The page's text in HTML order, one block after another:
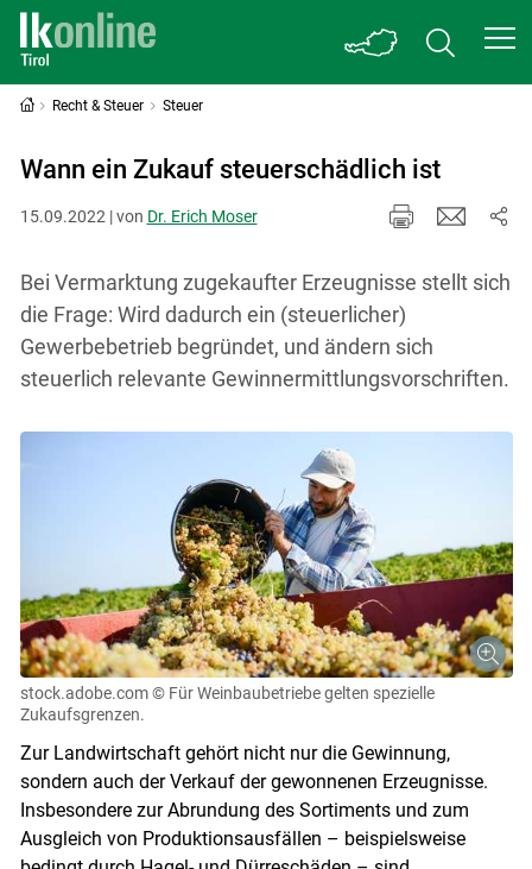
Recht & Steuer Steuer
Wann ein Zukauf steuerschädlich ist
15.09.2022 | von Dr. Erich Moser
Bei Vermarktung zugekaufter Erzeugnisse stellt sich
die Frage: Wird dadurch ein (steuerlicher)
Gewerbebetrieb begründet, und ändern sich
steuerlich relevante Gewinnermittlungsvorschriften.
stock.adobe.com © Für Weinbaubetriebe gelten spezielle
Zukaufsgrenzen.
Zur Landwirtschaft gehört nicht nur die Gewinnung,
sondern auch der Verkauf der gewonnenen Erzeugnisse.
Insbesondere zur Abrundung des Sortiments und zum
Ausgleich von Produktionsausfällen – beispielsweise